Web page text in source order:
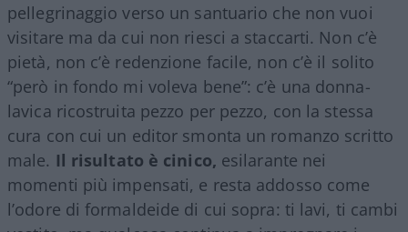
pellegrinaggio verso un santuario che non vuoi
visitare ma da cui non riesci a staccarti. Non c’è
pietà, non c’è redenzione facile, non c’è il solito
“però in fondo mi voleva bene”: c’è una donna-
lavica ricostruita pezzo per pezzo, con la stessa
cura con cui un editor smonta un romanzo scritto
male. Il risultato è cinico, esilarante nei
momenti più impensati, e resta addosso come
l’odore di formaldeide di cui sopra: ti lavi, ti cambi